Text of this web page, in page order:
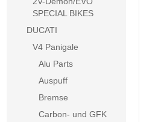
SPECIAL BIKES
DUCATI
V4 Panigale
Alu Parts
Auspuff
Bremse
Carbon- und GFK